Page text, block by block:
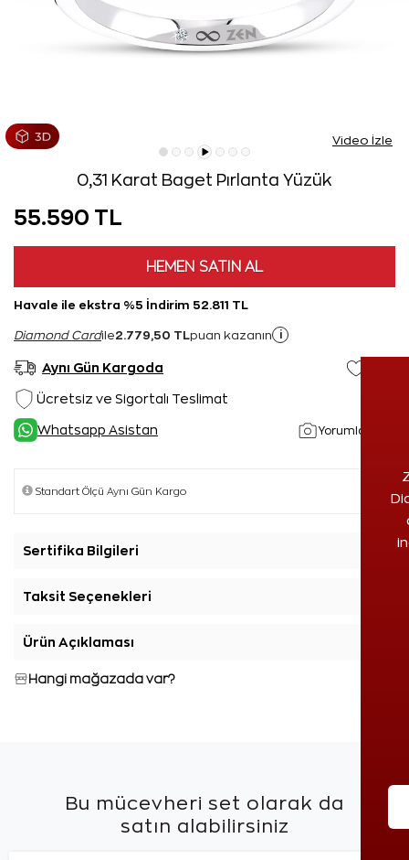
Video İzle
0,31 Karat Baget Pırlanta Yüzük
55.590 TL
HEMEN SATIN AL
Havale ile ekstra %5 İndirim 52.811 TL
Diamond Cardile2.779,50 TL puan kazanın i
Aynı Gün Kargoda
Ücretsiz ve Sigortalı Teslimat
Whatsapp Asistan Yorumlar(4)
Sertifika Bilgileri
Taksit Seçenekleri
Ürün Açıklaması
Hangi mağazada var?
Bu mücevheri set olarak da
satın alabilirsiniz